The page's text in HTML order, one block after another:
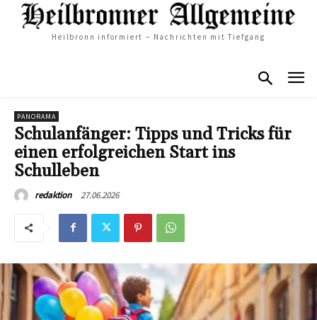
Heilbronn informiert – Nachrichten mit Tiefgang
PANORAMA
Schulanfänger: Tipps und Tricks für
einen erfolgreichen Start ins
Schulleben
redaktion 27.06.2026